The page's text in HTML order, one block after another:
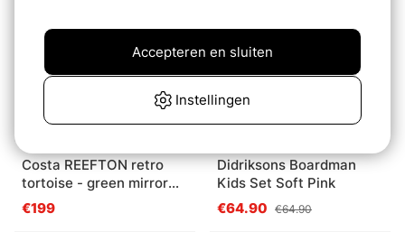
Costa REEFTON retro
tortoise - green mirror
580P
€199
Didriksons Boardman
Kids Set Soft Pink
€64.90 €64.90
Instellingen
Accepteren en sluiten